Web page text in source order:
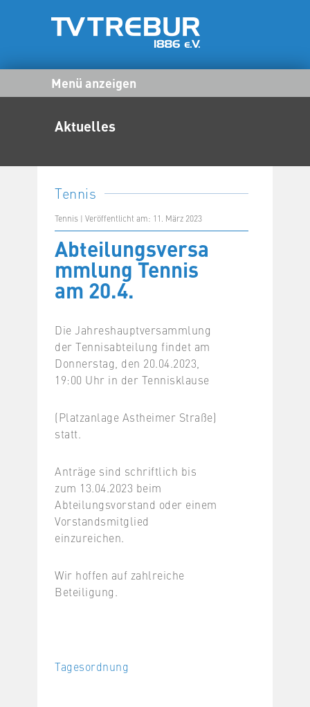
Menü anzeigen
Aktuelles
Tennis
Tennis | Veröffentlicht am: 11. März 2023
Abteilungsversa
mmlung Tennis
am 20.4.
Die Jahreshauptversammlung
der Tennisabteilung findet am
Donnerstag, den 20.04.2023,
19:00 Uhr in der Tennisklause
(Platzanlage Astheimer Straße)
statt.
Anträge sind schriftlich bis
zum 13.04.2023 beim
Abteilungsvorstand oder einem
Vorstandsmitglied
einzureichen.
Wir hoffen auf zahlreiche
Beteiligung.
Tagesordnung